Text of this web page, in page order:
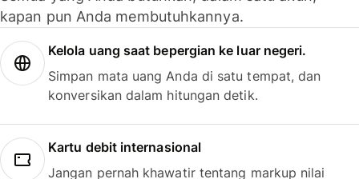
kapan pun Anda membutuhkannya.
Kelola uang saat bepergian ke luar negeri.
Simpan mata uang Anda di satu tempat, dan
konversikan dalam hitungan detik.
Kartu debit internasional
Jangan pernah khawatir tentang markup nilai